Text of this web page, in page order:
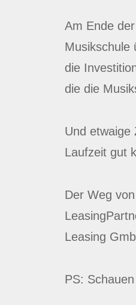
Am Ende
Musikschule
die
die die
Und etwaige
Laufzeit gut
Der Weg
Leasing
PS: